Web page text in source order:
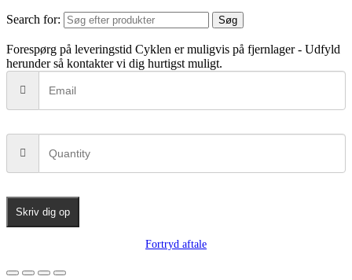
Search for: Søg
Forespørg på leveringstid Cyklen er muligvis på fjernlager - Udfyld
herunder så kontakter vi dig hurtigst muligt.
Skriv dig op
Fortryd aftale